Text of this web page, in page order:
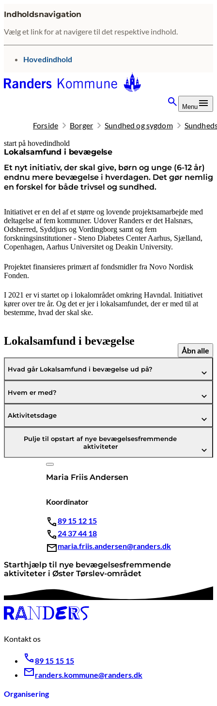
Indholdsnavigation
Vælg et link for at navigere til det respektive indhold.
gå til
Hovedindhold
Menu
Forside Borger Sundhed og sygdom
start på hovedindhold
Lokalsamfund i bevægelse
Et nyt initiativ, der skal give, børn og unge (6-12 år)
endnu mere bevægelse i hverdagen. Det gør nemlig
en forskel for både trivsel og sundhed.
senest opdateret 28. maj 2026
Initiativet er en del af et større og lovende projektsamarbejde med
deltagelse af fem kommuner. Udover Randers er det Halsnæs,
Odsherred, Syddjurs og Vordingborg samt og fem
forskningsinstitutioner - Steno Diabetes Center Aarhus, Sjælland,
Copenhagen, Aarhus Universitet og Deakin University.
Projektet finansieres primært af fondsmidler fra Novo Nordisk
Fonden.
I 2021 er vi startet op i lokalområdet omkring Havndal. Initiativet
kører over tre år. Og det er jer i lokalsamfundet, der er med til at
bestemme, hvad der skal ske.
Lokalsamfund i bevægelse
Åbn alle
Hvad går Lokalsamfund i bevægelse ud på?
Hvem er med?
Aktivitetsdage
Pulje til opstart af nye bevægelsesfremmende
aktiviteter
Maria Friis Andersen
Koordinator
89 15 12 15
24 37 44 18
maria.friis.andersen@randers.dk
Starthjælp til nye bevægelsesfremmende
aktiviteter i Øster Tørslev-området
Kontakt os
89 15 15 15
randers.kommune@randers.dk
Organisering